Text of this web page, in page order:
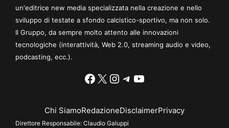
un'editrice new media specializzata nella creazione e nello
sviluppo di testate a sfondo calcistico-sportivo, ma non solo.
Il Gruppo, da sempre molto attento alle innovazioni
tecnologiche (interattività, Web 2.0, streaming audio e video,
podcasting, ecc.).
Facebook
X Instagram
Telegram
YouTube
Chi SiamoRedazioneDisclaimerPrivacy
Direttore Responsabile: Claudio Galuppi